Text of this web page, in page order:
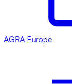
AGRA Europe